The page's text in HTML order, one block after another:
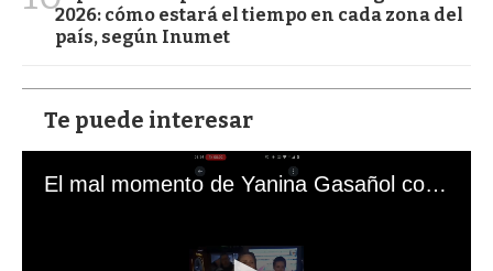
2026: cómo estará el tiempo en cada zona del
país, según Inumet
Te puede interesar
El mal momento de Yanina Gasañol con un hincha argentino en "Subrayado"